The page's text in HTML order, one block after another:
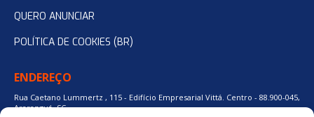
QUERO ANUNCIAR
POLÍTICA DE COOKIES (BR)
ENDEREÇO
Rua Caetano Lummertz , 115 - Edifício Empresarial Vittá. Centro - 88.900-045,
Araranguá, SC.